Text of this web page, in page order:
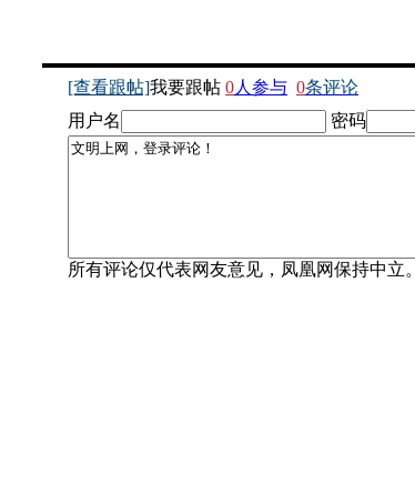
[查看跟帖]我要跟帖 0人参与 0条评论
用户名
密码
所有评论仅代表网友意见，凤凰网保持中立。